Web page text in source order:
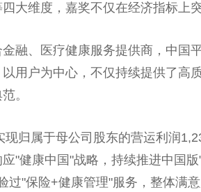
大维度，嘉奖不仅在经济指标上
金融、医疗健康服务提供商， 中国
用户为中心，不仅持续提供了高
。
现归属于母公司股东的营运利润
"健康中国"战略，持续推进中国
过"保险+健康管理"服务，整体满